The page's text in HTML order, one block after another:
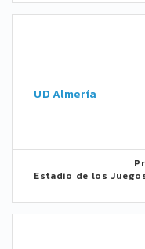
UD Almería
Estadio de los